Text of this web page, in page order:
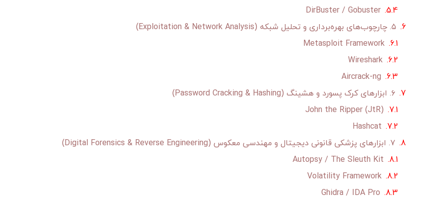
DirBuster / Gobuster
۵. چارچوب‌های بهره‌برداری و تحلیل شبکه (Exploitation & Network Analysis)
Metasploit Framework
Wireshark
Aircrack-ng
۶. ابزارهای کرک پسورد و هشینگ (Password Cracking & Hashing)
John the Ripper (JtR)
Hashcat
۷. ابزارهای پزشکی قانونی دیجیتال و مهندسی معکوس (Digital Forensics & Reverse Engineering)
Autopsy / The Sleuth Kit
Volatility Framework
Ghidra / IDA Pro